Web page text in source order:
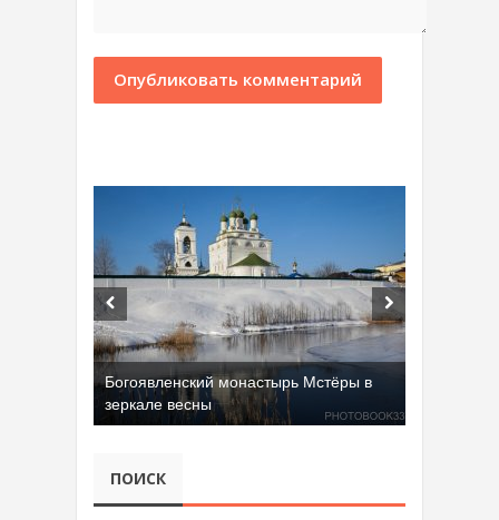
Богоявленский монастырь Мстёры в
зеркале весны
ПОИСК